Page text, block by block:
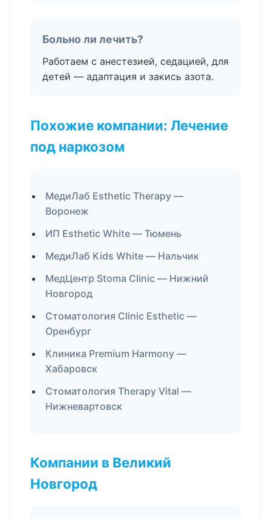
Больно ли лечить?
Работаем с анестезией, седацией, для
детей — адаптация и закись азота.
Похожие компании: Лечение
под наркозом
МедиЛаб Esthetic Therapy —
Воронеж
ИП Esthetic White — Тюмень
МедиЛаб Kids White — Нальчик
МедЦентр Stoma Clinic — Нижний
Новгород
Стоматология Clinic Esthetic —
Оренбург
Клиника Premium Harmony —
Хабаровск
Стоматология Therapy Vital —
Нижневартовск
Компании в Великий
Новгород